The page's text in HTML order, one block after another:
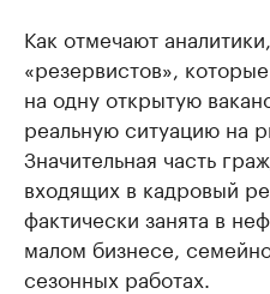
Как отмечают
«резервистов»,
на одну открытую
реальную ситуацию на
Значительная часть
входящих в кадровый
фактически занята в
малом бизнесе,
сезонных работах.